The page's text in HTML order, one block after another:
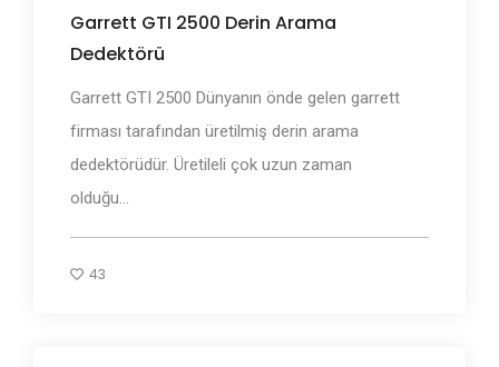
Garrett GTI 2500 Derin Arama
Dedektörü
Garrett GTI 2500 Dünyanın önde gelen garrett
firması tarafından üretilmiş derin arama
dedektörüdür. Üretileli çok uzun zaman
olduğu...
43